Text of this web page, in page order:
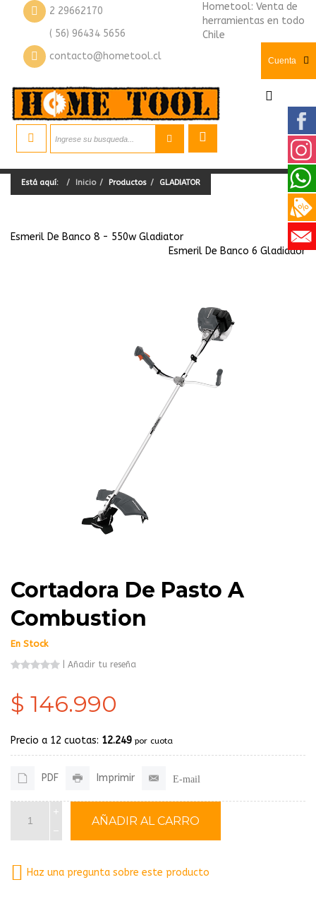
2 29662170
( 56) 96434 5656
contacto@hometool.cl
Hometool: Venta de
herramientas en todo
Chile
Cuenta
Está aquí: Inicio Productos GLADIATOR
Esmeril De Banco 8 - 550w Gladiator
Esmeril De Banco 6 Gladiador
Cortadora De Pasto A
Combustion
En Stock
Añadir tu reseña
$ 146.990
Precio a 12 cuotas: 12.249 por cuota
PDF Imprimir E-mail
Haz una pregunta sobre este producto